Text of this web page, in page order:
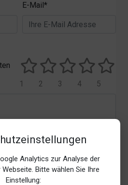
Analytics zur Analyse der
Bitte wählen Sie Ihre
Einstellung:
E-Mail*
5
4
3
2
1
Verarbeitung und Nutzung meiner